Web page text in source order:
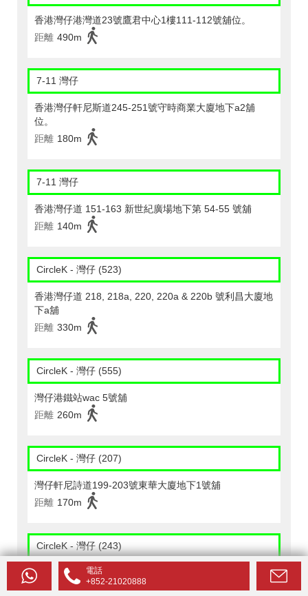
香港灣仔港灣道23號鷹君中心1樓111-112號舖位。
距離 490m
7-11 灣仔
香港灣仔軒尼斯道245-251號守時商業大廈地下a2舖
位。
距離 180m
7-11 灣仔
香港灣仔道 151-163 新世紀廣場地下第 54-55 號舖
距離 140m
CircleK - 灣仔 (523)
香港灣仔道 218, 218a, 220, 220a & 220b 號利昌大廈地
下a舖
距離 330m
CircleK - 灣仔 (555)
灣仔港鐵站wac 5號舖
距離 260m
CircleK - 灣仔 (207)
灣仔軒尼詩道199-203號東華大廈地下1號舖
距離 170m
CircleK - 灣仔 (243)
灣仔地鐵站wac4號舖
距離
230m
電話
+852-21020888